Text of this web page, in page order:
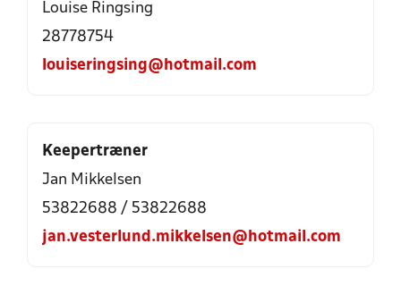
Louise Ringsing
28778754
louiseringsing@hotmail.com
Keepertræner
Jan Mikkelsen
53822688 / 53822688
jan.vesterlund.mikkelsen@hotmail.com